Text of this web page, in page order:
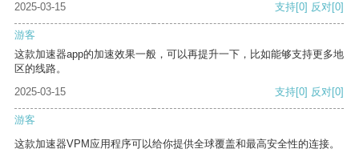
2025-03-15 支持[0] 反对[0]
游客
这款加速器app的加速效果一般，可以再提升一下，比如能够支持更多地
区的线路。
2025-03-15
支持[0] 反对[0]
游客
这款加速器VPM应用程序可以给你提供全球覆盖和最高安全性的连接。